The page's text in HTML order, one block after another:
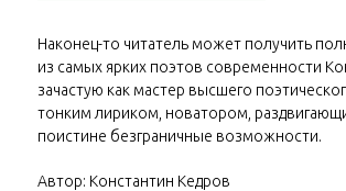
Наконец-то читатель может получить
из самых ярких поэтов современности
зачастую как мастер высшего
тонким лириком, новатором,
поистине безграничные возможности.
Автор: Константин Кедров